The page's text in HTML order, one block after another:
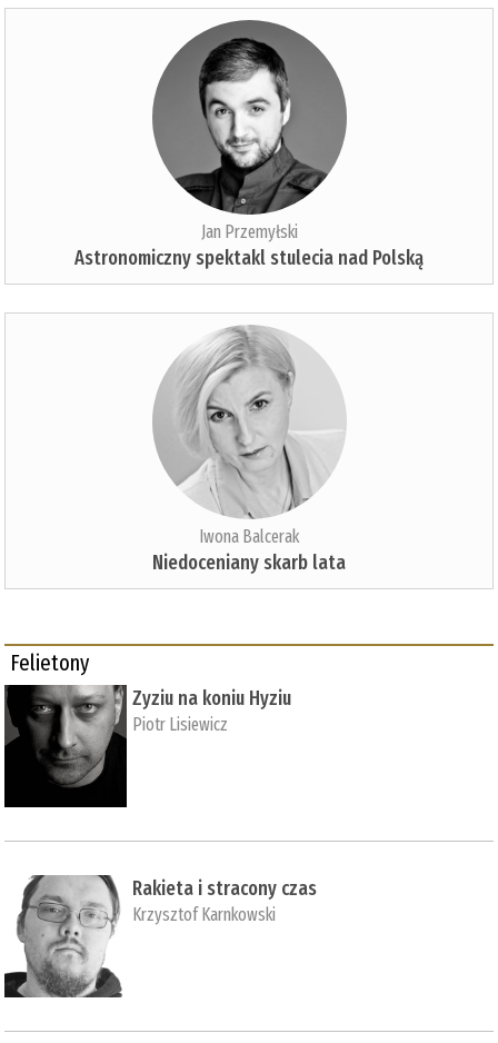
Jan Przemyłski
Astronomiczny spektakl stulecia nad Polską
Iwona Balcerak
Niedoceniany skarb lata
Felietony
Zyziu na koniu Hyziu
Piotr Lisiewicz
Rakieta i stracony czas
Krzysztof Karnkowski